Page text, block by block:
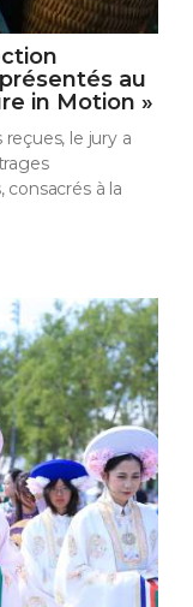
au
in Motion »
le jury a
à la